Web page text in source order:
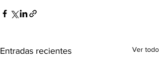
Entradas recientes Ver todo